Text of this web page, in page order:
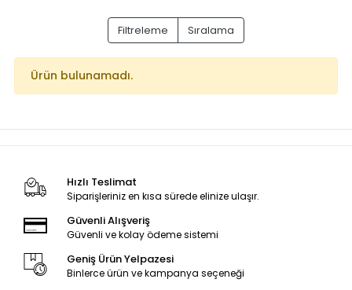
Filtreleme Sıralama
Ürün bulunamadı.
Hızlı Teslimat
Siparişleriniz en kısa sürede elinize ulaşır.
Güvenli Alışveriş
Güvenli ve kolay ödeme sistemi
Geniş Ürün Yelpazesi
Binlerce ürün ve kampanya seçeneği